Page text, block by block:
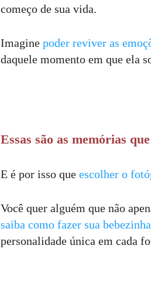
começo de sua vida.
Imagine poder reviver as
daquele momento em que ela
Essas são as memórias
E é por isso que escolher o
Você quer alguém que não
saiba como fazer sua
personalidade única em cada